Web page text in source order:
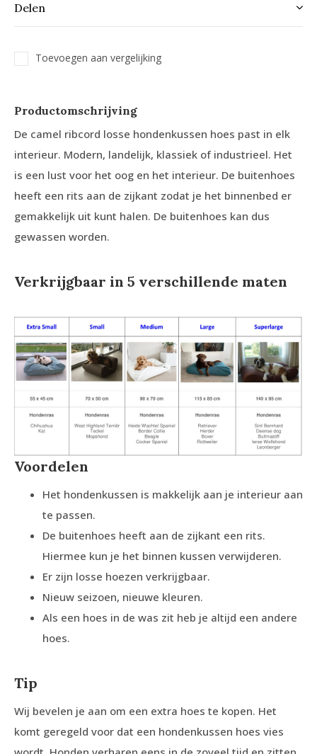
Delen
Toevoegen aan vergelijking
Productomschrijving
De camel ribcord losse hondenkussen hoes past in elk
interieur. Modern, landelijk, klassiek of industrieel. Het
is een lust voor het oog en het interieur. De buitenhoes
heeft een rits aan de zijkant zodat je het binnenbed er
gemakkelijk uit kunt halen. De buitenhoes kan dus
gewassen worden.
Verkrijgbaar in 5 verschillende maten
Voordelen
Het hondenkussen is makkelijk aan je interieur aan
te passen.
De buitenhoes heeft aan de zijkant een rits.
Hiermee kun je het binnen kussen verwijderen.
Er zijn losse hoezen verkrijgbaar.
Nieuw seizoen, nieuwe kleuren.
Als een hoes in de was zit heb je altijd een andere
hoes.
Tip
Wij bevelen je aan om een extra hoes te kopen. Het
komt geregeld voor dat een hondenkussen hoes vies